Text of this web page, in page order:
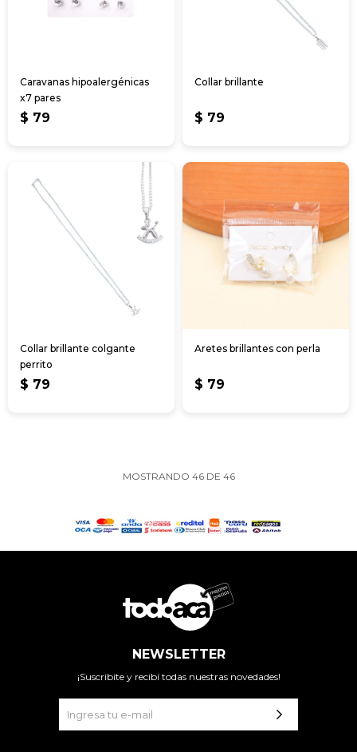
Caravanas hipoalergénicas
x7 pares
$ 79
Collar brillante
$ 79
Collar brillante colgante
perrito
$ 79
Aretes brillantes con perla
$ 79
MOSTRANDO 46DE 46
NEWSLETTER
¡Suscribite y recibí todas nuestras novedades!